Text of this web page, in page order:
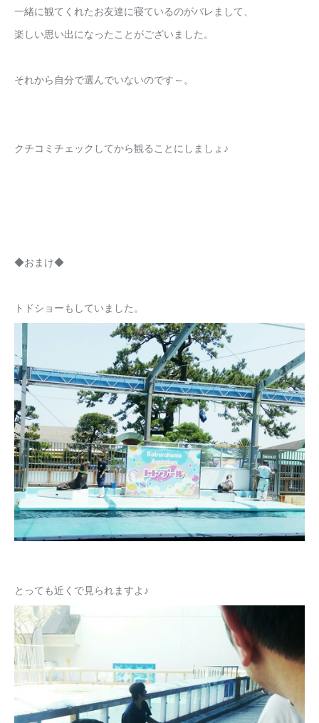
一緒に観てくれたお友達に寝ているのがバレまして、
楽しい思い出になったことがございました。
それから自分で選んでいないのです～。
クチコミチェックしてから観ることにしましょ♪
◆おまけ◆
トドショーもしていました。
とっても近くで見られますよ♪